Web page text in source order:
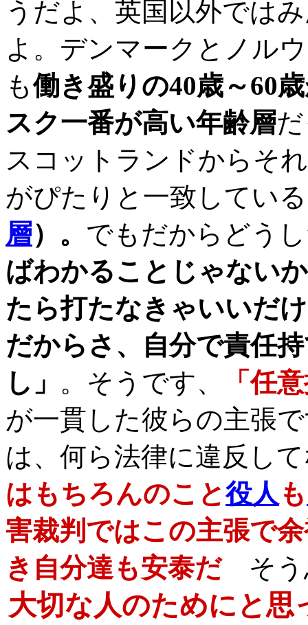
うだよ、英国以外では
よ。デンマークとノル
も働き盛りの40歳～60
スク一番が高い年齢層
スコットランドからそ
がぴたりと一致している
層）。 でもだからどう
ばわかることじゃない
たら打たなきゃいいだ
だからさ、自分で責任
し」 。そうです、
「任
が一貫した彼らの主張
は、何ら法律に違反し
はもちろんのこと役人 も
害裁判ではこの主張で
き自分達も安泰だそう
大切な人のためにと思